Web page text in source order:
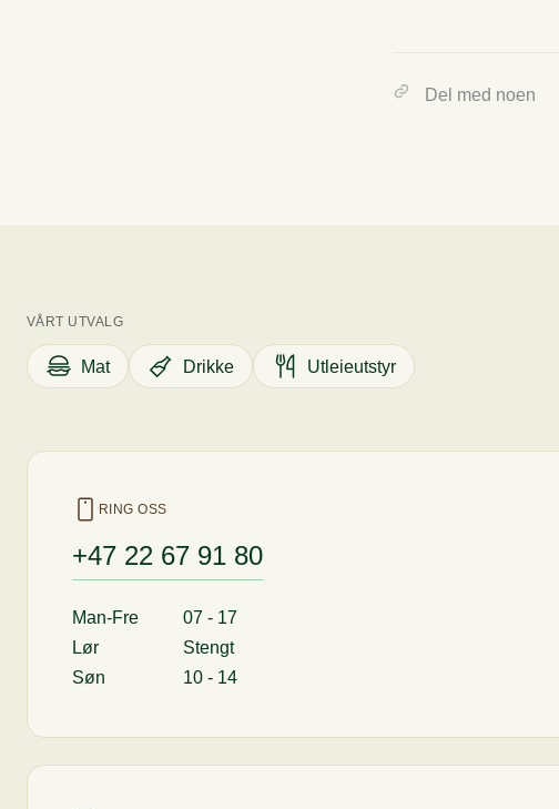
Tallet viser omtrent hvor
Del med noen
VÅRT UTVALG
Mat Drikke Utleieutstyr
RING OSS
+47 22 67 91 80
Man-Fre
07 - 17
Lør
Stengt
Søn
10 - 14